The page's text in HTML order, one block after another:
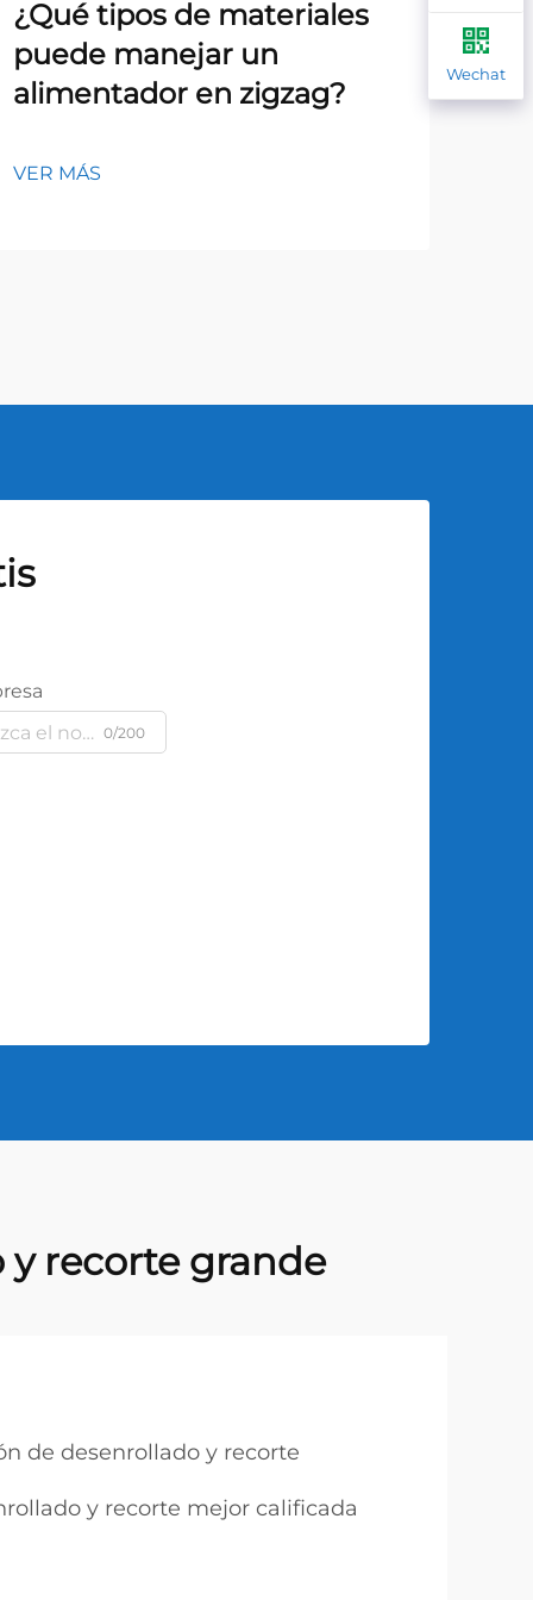
¿Qué tipos de materiales
puede manejar un
alimentador en zigzag?
VER MÁS
0/200
recorte grande
de desenrollado y recorte
y recorte mejor calificada
Wechat